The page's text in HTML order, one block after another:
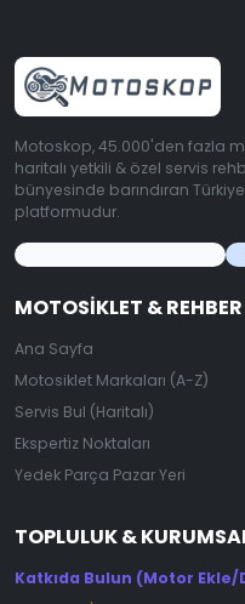
Motoskop, 45.000'den fazla
haritalı yetkili & özel servis
bünyesinde barındıran
platformudur.
MOTOSIKLET & REHBER
Ana Sayfa
Motosiklet Markaları (A-Z)
Servis Bul (Haritalı)
Ekspertiz Noktaları
Yedek Parça Pazar Yeri
TOPLULUK &
Katkıda Bulun (Motor